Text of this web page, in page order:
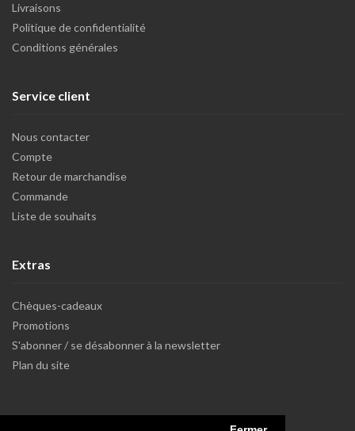
Livraisons
Politique de confidentialité
Conditions générales
Service client
Nous contacter
Compte
Retour de marchandise
Commande
Liste de souhaits
Extras
Chèques-cadeaux
Promotions
S'abonner / se désabonner à la newsletter
Plan du site